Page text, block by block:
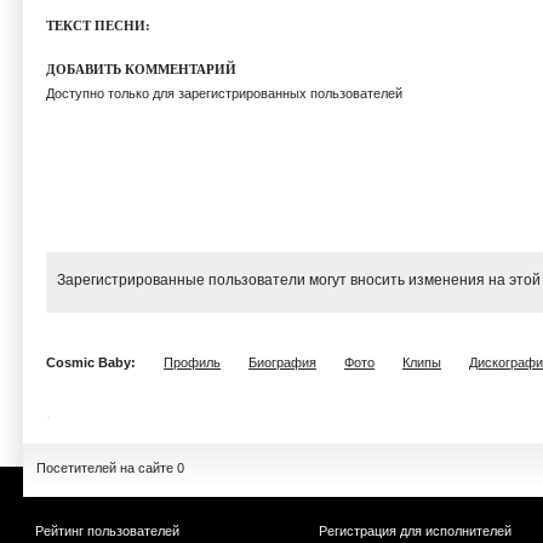
ТЕКСТ ПЕСНИ:
ДОБАВИТЬ КОММЕНТАРИЙ
Доступно только для зарегистрированных пользователей
Зарегистрированные пользователи могут вносить изменения на
Cosmic Baby: Профиль Биография Фото Клипы
Посетителей на сайте 0
Рейтинг пользователей
Регистрация для исполнителей